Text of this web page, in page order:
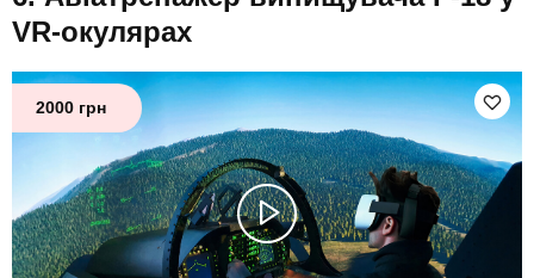
VR-окулярах
2000 грн